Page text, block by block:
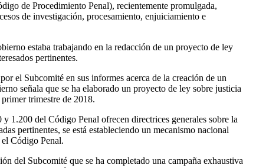
de Procedimiento Penal), recientemente promulgada,
de investigación, procesamiento, enjuiciamiento e
estaba trabajando en la redacción de un proyecto de ley
pertinentes.
el Subcomité en sus informes acerca de la creación de un
señala que se ha elaborado un proyecto de ley sobre justicia
trimestre de 2018.
1.200 del Código Penal ofrecen directrices generales sobre la
pertinentes, se está estableciendo un mecanismo nacional
Código Penal.
del Subcomité que se ha completado una campaña exhaustiva